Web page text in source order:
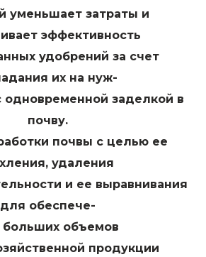
уменьшает затраты и
эффективность
удобрений за счет
их на нуж-
одновременной заделкой в
почву.
почвы с целью ее
удаления
и ее выравнивания
для обеспече-
больших объемов
продукции